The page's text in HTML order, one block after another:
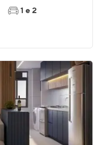
1 e 2